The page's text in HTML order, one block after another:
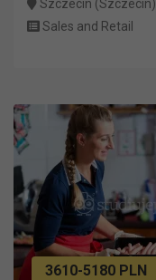
Szczecin (Szczecin)
Sales and Retail
3610-5180 PLN